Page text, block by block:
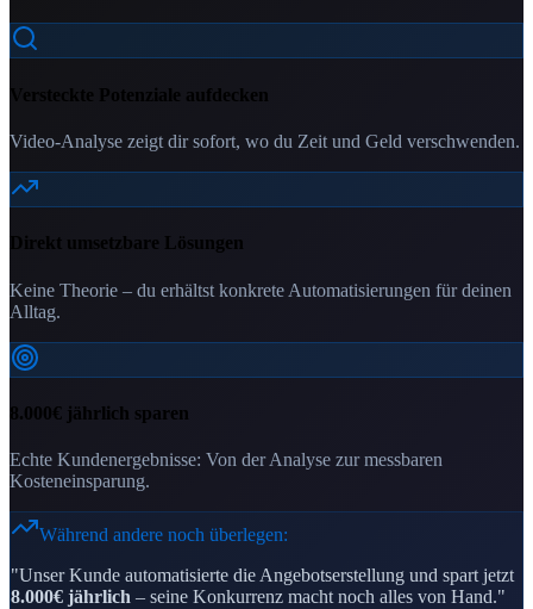
Versteckte Potenziale aufdecken
Video-Analyse zeigt dir sofort, wo du Zeit und Geld verschwenden.
Direkt umsetzbare Lösungen
Keine Theorie – du erhältst konkrete Automatisierungen für deinen
Alltag.
8.000€ jährlich sparen
Echte Kundenergebnisse: Von der Analyse zur messbaren
Kosteneinsparung.
Während andere noch überlegen:
"Unser Kunde automatisierte die Angebotserstellung und spart jetzt
8.000€ jährlich – seine Konkurrenz macht noch alles von Hand."